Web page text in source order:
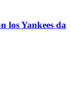
los Yankees da